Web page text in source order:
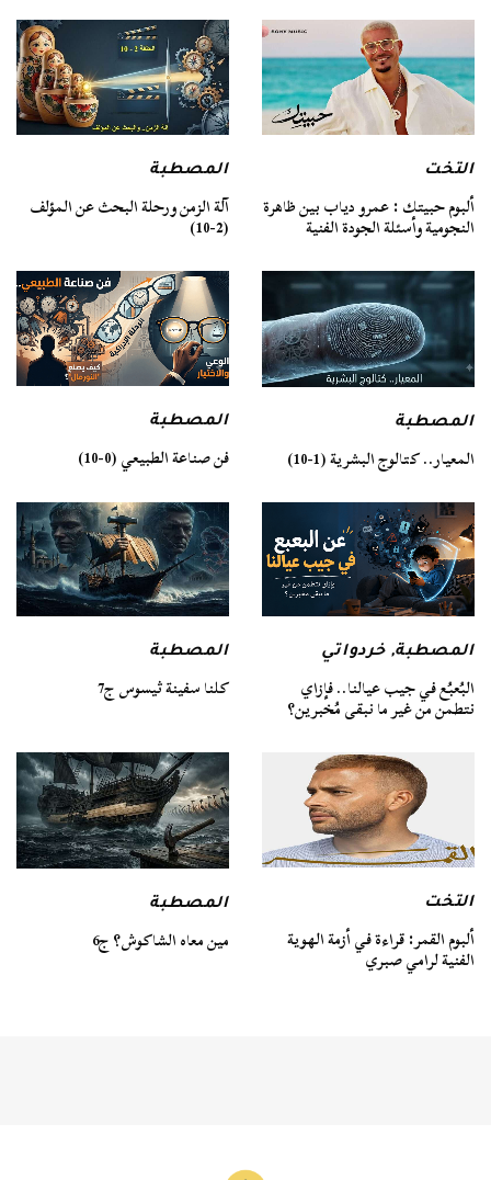
التخت
ألبوم حبيتك : عمرو دياب بين ظاهرة
النجومية وأسئلة الجودة الفنية
المصطبة
آلة الزمن ورحلة البحث عن المؤلف
(2-10)
المصطبة
المعيار.. كتالوج البشرية (1-10)
المصطبة
فن صناعة الطبيعي (0-10)
المصطبة,خردواتي
البُعبُع في جيب عيالنا.. فإزاي
نتطمن من غير ما نبقى مُخبرين؟
المصطبة
كلنا سفينة ثيسوس ج7
التخت
ألبوم القمر: قراءة في أزمة الهوية
الفنية لرامي صبري
المصطبة
مين معاه الشاكوش؟ ج6